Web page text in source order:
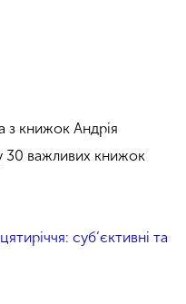
з книжок Андрія
30 важливих книжок
суб’єктивні та